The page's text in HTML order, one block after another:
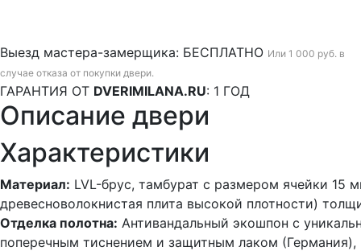
Выезд мастера-замерщика: БЕСПЛАТНО Или 1 000 руб. в
случае отказа от покупки двери.
ГАРАНТИЯ ОТ DVERIMILANA.RU: 1 ГОД
Описание двери
Характеристики
Материал: LVL-брус, тамбурат с размером ячейки 15
древесноволокнистая плита высокой плотности)
Отделка полотна: Антивандальный экошпон с
поперечным тиснением и защитным лаком (Германия),